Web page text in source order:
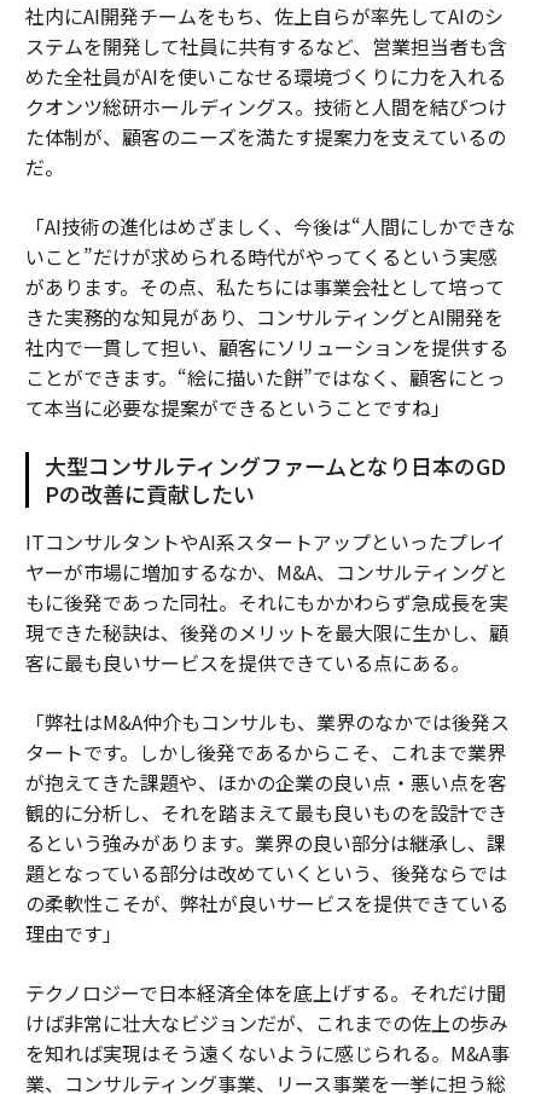
社内にAI開発チームをもち、佐上自らが率先してAIのシ
ステムを開発して社員に共有するなど、営業担当者も含
めた全社員がAIを使いこなせる環境づくりに力を入れる
クオンツ総研ホールディングス。技術と人間を結びつけ
た体制が、顧客のニーズを満たす提案力を支えているの
だ。
「AI技術の進化はめざましく、今後は“人間にしかできな
いこと”だけが求められる時代がやってくるという実感
があります。その点、私たちには事業会社として培って
きた実務的な知見があり、コンサルティングとAI開発を
社内で一貫して担い、顧客にソリューションを提供する
ことができます。“絵に描いた餅”ではなく、顧客にとっ
て本当に必要な提案ができるということですね」
大型コンサルティングファームとなり日本のGD
Pの改善に貢献したい
ITコンサルタントやAI系スタートアップといったプレイ
ヤーが市場に増加するなか、M&A、コンサルティングと
もに後発であった同社。それにもかかわらず急成長を実
現できた秘訣は、後発のメリットを最大限に生かし、顧
客に最も良いサービスを提供できている点にある。
「弊社はM&A仲介もコンサルも、業界のなかでは後発ス
タートです。しかし後発であるからこそ、これまで業界
が抱えてきた課題や、ほかの企業の良い点・悪い点を客
観的に分析し、それを踏まえて最も良いものを設計でき
るという強みがあります。業界の良い部分は継承し、課
題となっている部分は改めていくという、後発ならでは
の柔軟性こそが、弊社が良いサービスを提供できている
理由です」
テクノロジーで日本経済全体を底上げする。それだけ聞
けば非常に壮大なビジョンだが、これまでの佐上の歩み
を知れば実現はそう遠くないように感じられる。M&A事
業、コンサルティング事業、リース事業を一挙に担う総